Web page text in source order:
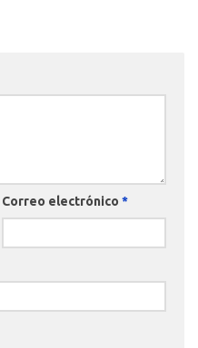
Correo electrónico *